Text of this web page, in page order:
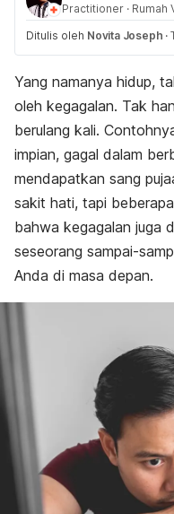
Practitioner · Rumah
Ditulis oleh Novita Joseph ·
Yang namanya hidup,
oleh kegagalan. Tak
berulang kali.
impian, gagal dalam
mendapatkan sang
sakit hati, tapi
bahwa kegagalan juga
seseorang sampai-
Anda di masa depan.